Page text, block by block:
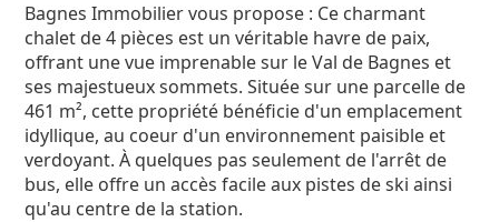
Bagnes Immobilier vous propose : Ce charmant
chalet de 4 pièces est un véritable havre de paix,
offrant une vue imprenable sur le Val de Bagnes et
ses majestueux sommets. Située sur une parcelle de
461 m², cette propriété bénéficie d'un emplacement
idyllique, au coeur d'un environnement paisible et
verdoyant. À quelques pas seulement de l'arrêt de
bus, elle offre un accès facile aux pistes de ski ainsi
qu'au centre de la station.